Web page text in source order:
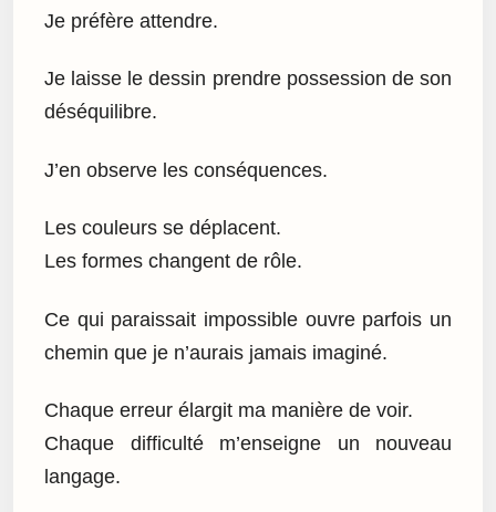
Je préfère attendre.
Je laisse le dessin prendre possession de son
déséquilibre.
J’en observe les conséquences.
Les couleurs se déplacent.
Les formes changent de rôle.
Ce qui paraissait impossible ouvre parfois un
chemin que je n’aurais jamais imaginé.
Chaque erreur élargit ma manière de voir.
Chaque difficulté m’enseigne un nouveau
langage.